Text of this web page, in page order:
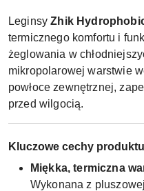
LeginsyZhik
termicznego komfortu i
żeglowania w
mikropolarowej warstwie
powłoce zewnętrznej,
przed wilgocią.
Kluczowe cechy
Miękka, termiczna
Wykonana z